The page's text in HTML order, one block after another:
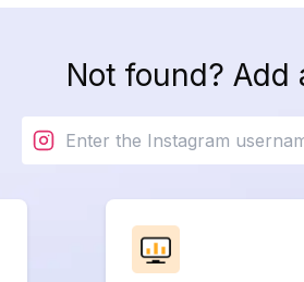
Not found? Add